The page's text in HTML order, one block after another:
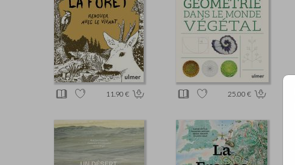
11.90 € 25.00 €